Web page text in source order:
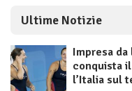
Ultime Notizie
Impresa da
conquista
l’Italia sul